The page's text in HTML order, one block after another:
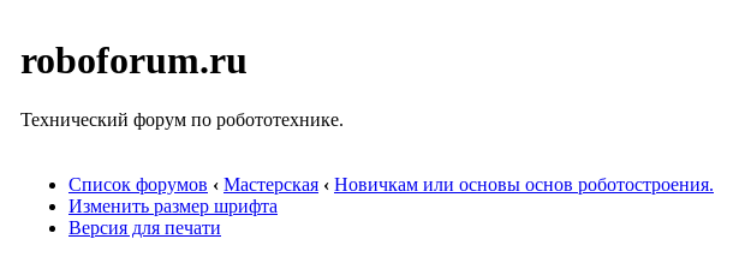
roboforum.ru
Технический форум по робототехнике.
Список форумов ‹ Мастерская ‹ Новичкам или основы основ роботостроения.
Изменить размер шрифта
Версия для печати